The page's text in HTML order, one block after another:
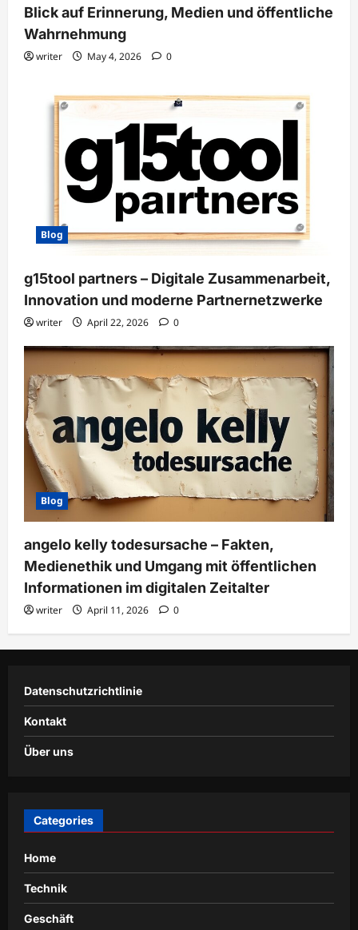
Blick auf Erinnerung, Medien und öffentliche
Wahrnehmung
writer May 4, 2026 0
Blog
g15tool partners – Digitale Zusammenarbeit,
Innovation und moderne Partnernetzwerke
writer April 22, 2026 0
Blog
angelo kelly todesursache – Fakten,
Medienethik und Umgang mit öffentlichen
Informationen im digitalen Zeitalter
writer April 11, 2026 0
Datenschutzrichtlinie
Kontakt
Über uns
Categories
Home
Technik
Geschäft